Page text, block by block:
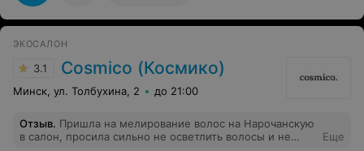
ЭКОСАЛОН
3.1 Cosmico (Космико)
Минск, ул. Толбухина, 2 до 21:00
Отзыв. Пришла на мелирование волос на Нарочанскую
в салон, просила сильно не осветлить волосы и не
Еще